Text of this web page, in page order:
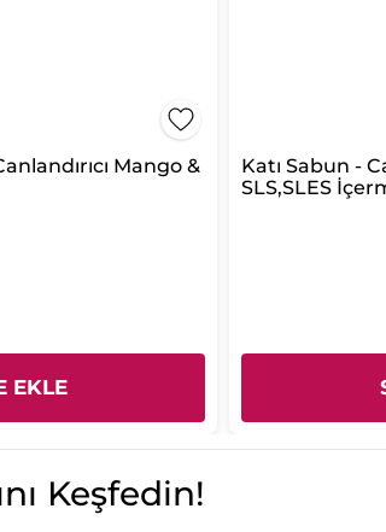
Mango &
EKLE
Katı Sabun -
SLS,SLES
Keşfedin!